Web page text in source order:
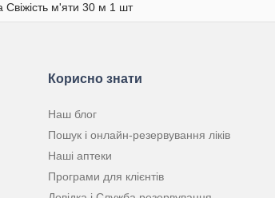
Свіжість м'яти 30 м 1 шт
Корисно знати
Наш блог
Пошук і онлайн-резервування ліків
Наші аптеки
Програми для клієнтів